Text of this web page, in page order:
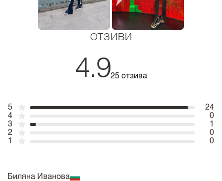
ОТЗИВИ
4.925 отзива
5
24
4
0
3
1
2
0
1
0
Биляна Иванова